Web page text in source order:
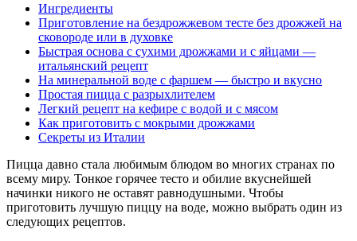
Ингредиенты
Приготовление на бездрожжевом тесте без дрожжей на
сковороде или в духовке
Быстрая основа с сухими дрожжами и с яйцами —
итальянский рецепт
На минеральной воде с фаршем — быстро и вкусно
Простая пицца с разрыхлителем
Легкий рецепт на кефире с водой и с мясом
Как приготовить с мокрыми дрожжами
Секреты из Италии
Пицца давно стала любимым блюдом во многих странах по
всему миру. Тонкое горячее тесто и обилие вкуснейшей
начинки никого не оставят равнодушными. Чтобы
приготовить лучшую пиццу на воде, можно выбрать один из
следующих рецептов.